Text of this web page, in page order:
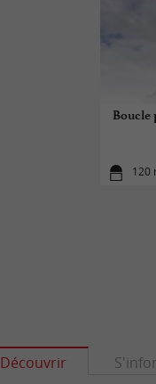
Boucle
120
Découvrir